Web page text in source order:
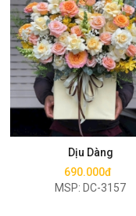
Dịu Dàng
690.000đ
MSP: DC-3157
Mua ngay